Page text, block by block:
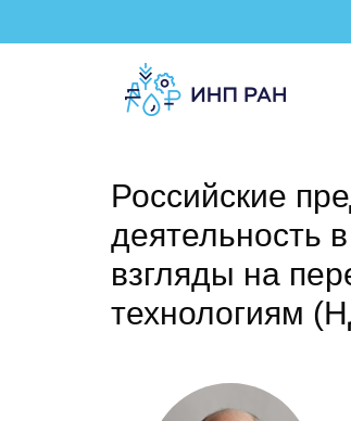
Российские
деятельность
взгляды на
технологиям